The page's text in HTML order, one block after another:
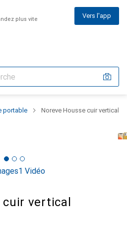
plus vite Vers l'app
portable Noreve Housse cuir vertical
1 Vidéo
cuir vertical